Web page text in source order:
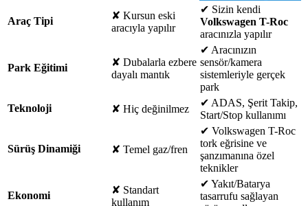
Araç Tipi ✘ Kursun eski
aracıyla yapılır
✔ Sizin kendi
Volkswagen T-Roc
aracınızla yapılır
Park Eğitimi ✘ Dubalarla ezbere
dayalı mantık
✔ Aracınızın
sensör/kamera
sistemleriyle gerçek
park
Teknoloji
✘ Hiç değinilmez
✔ ADAS, Şerit Takip,
Start/Stop kullanımı
Sürüş Dinamiği ✘ Temel gaz/fren
✔ Volkswagen T-Roc
tork eğrisine ve
şanzımanına özel
teknikler
Ekonomi ✘ Standart
kullanım
✔ Yakıt/Batarya
tasarrufu sağlayan